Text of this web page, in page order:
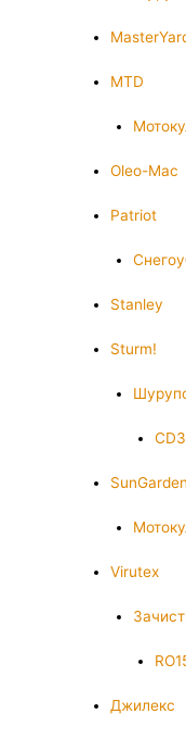
MTD
Oleo-Mac
Patriot
Stanley
Sturm!
SunGarden
Virutex
Джилекс